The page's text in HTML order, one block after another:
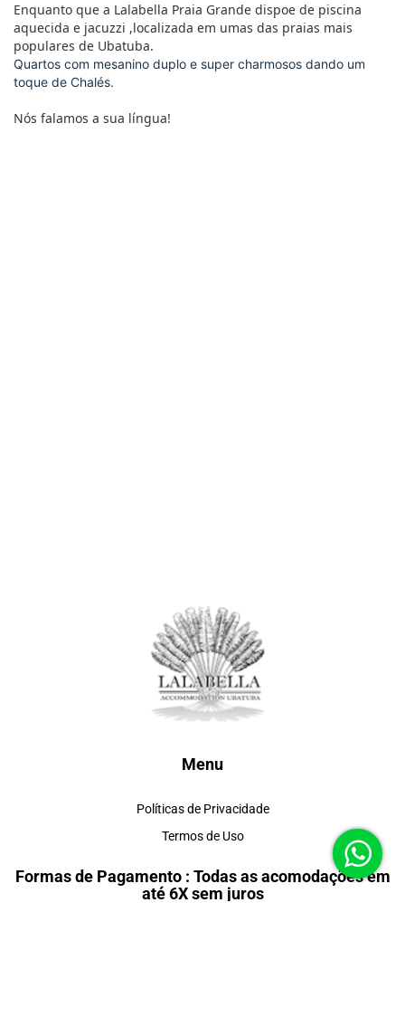
Enquanto que a Lalabella Praia Grande dispoe de piscina
aquecida e jacuzzi ,localizada em umas das praias mais
populares de Ubatuba.
Quartos com mesanino duplo e super charmosos dando um
toque de Chalés.
Nós falamos a sua língua!
Menu
Políticas de Privacidade
Termos de Uso
Formas de Pagamento : Todas as acomodações em
até 6X sem juros